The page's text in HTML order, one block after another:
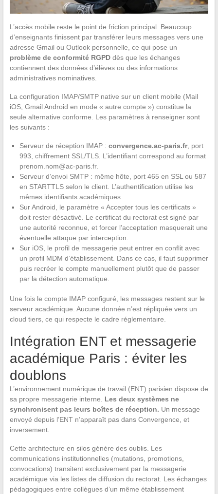
L’accès mobile reste le point de friction principal. Beaucoup
d’enseignants finissent par transférer leurs messages vers une
adresse Gmail ou Outlook personnelle, ce qui pose un
problème de conformité RGPDdès que les échanges
contiennent des données d’élèves ou des informations
administratives nominatives.
La configuration IMAP/SMTP native sur un client mobile (Mail
iOS, Gmail Android en mode « autre compte ») constitue la
seule alternative conforme. Les paramètres à renseigner sont
les suivants :
Serveur de réception IMAP : convergence.ac-paris.fr, port
993, chiffrement SSL/TLS. L’identifiant correspond au format
prenom.nom@ac-paris.fr.
Serveur d’envoi SMTP : même hôte, port 465 en SSL ou 587
en STARTTLS selon le client. L’authentification utilise les
mêmes identifiants académiques.
Sur Android, le paramètre « Accepter tous les certificats »
doit rester désactivé. Le certificat du rectorat est signé par
une autorité reconnue, et forcer l’acceptation masquerait une
éventuelle attaque par interception.
Sur iOS, le profil de messagerie peut entrer en conflit avec
un profil MDM d’établissement. Dans ce cas, il faut supprimer
puis recréer le compte manuellement plutôt que de passer
par la détection automatique.
Une fois le compte IMAP configuré, les messages restent sur le
serveur académique. Aucune donnée n’est répliquée vers un
cloud tiers, ce qui respecte le cadre réglementaire.
Intégration ENT et messagerie
académique Paris : éviter les
doublons
L’environnement numérique de travail (ENT) parisien dispose de
sa propre messagerie interne. Les deux systèmes ne
synchronisent pas leurs boîtes de réception. Un message
envoyé depuis l’ENT n’apparaît pas dans Convergence, et
inversement.
Cette architecture en silos génère des oublis. Les
communications institutionnelles (mutations, promotions,
convocations) transitent exclusivement par la messagerie
académique via les listes de diffusion du rectorat. Les échanges
pédagogiques entre collègues d’un même établissement